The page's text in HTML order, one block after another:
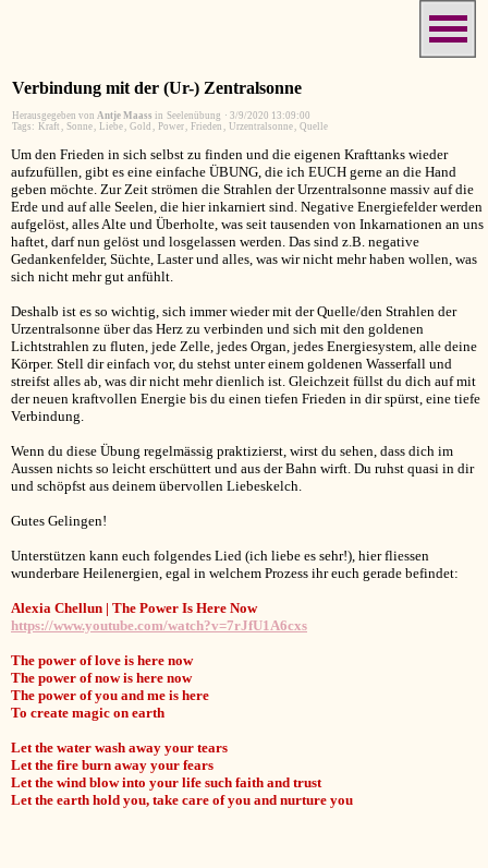
Verbindung mit der (Ur-) Zentralsonne
Herausgegeben von Antje Maass in Seelenübung · 3/9/2020 13:09:00
Tags: Kraft , Sonne, Liebe, Gold , Power, Frieden , Urzentralsonne, Quelle
Um den Frieden in sich selbst zu finden und die eigenen Krafttanks wieder
aufzufüllen, gibt es eine einfache ÜBUNG, die ich EUCH gerne an die Hand
geben möchte. Zur Zeit strömen die Strahlen der Urzentralsonne massiv auf die
Erde und auf alle Seelen, die hier inkarniert sind. Negative Energiefelder werden
aufgelöst, alles Alte und Überholte, was seit tausenden von Inkarnationen an uns
haftet, darf nun gelöst und losgelassen werden. Das sind z.B. negative
Gedankenfelder, Süchte, Laster und alles, was wir nicht mehr haben wollen, was
sich nicht mehr gut anfühlt.
Deshalb ist es so wichtig, sich immer wieder mit der Quelle/den Strahlen der
Urzentralsonne über das Herz zu verbinden und sich mit den goldenen
Lichtstrahlen zu fluten, jede Zelle, jedes Organ, jedes Energiesystem, alle deine
Körper. Stell dir einfach vor, du stehst unter einem goldenen Wasserfall und
streifst alles ab, was dir nicht mehr dienlich ist. Gleichzeit füllst du dich auf mit
der neuen kraftvollen Energie bis du einen tiefen Frieden in dir spürst, eine tiefe
Verbindung.
Wenn du diese Übung regelmässig praktizierst, wirst du sehen, dass dich im
Aussen nichts so leicht erschüttert und aus der Bahn wirft. Du ruhst quasi in dir
und schöpfst aus deinem übervollen Liebeskelch.
Gutes Gelingen!
Unterstützen kann euch folgendes Lied (ich liebe es sehr!), hier fliessen
wunderbare Heilenergien, egal in welchem Prozess ihr euch gerade befindet:
Alexia Chellun | The Power Is Here Now
https://www.youtube.com/watch?v=7rJfU1A6cxs
The power of love is here now
The power of now is here now
The power of you and me is here
To create magic on earth
Let the water wash away your tears
Let the fire burn away your fears
Let the wind blow into your life such faith and trust
Let the earth hold you, take care of you and nurture you